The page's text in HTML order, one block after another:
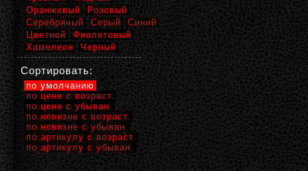
Оранжевый
Розовый
Серебряный
Серый
Синий
Цветной
Фиолетовый
Хамелеон
Черный
Сортировать:
по умолчанию
по цене с возраст.
по цене с убыван.
по новизне с возраст.
по новизне с убыван.
по артикулу с возраст.
по артикулу с убыван.